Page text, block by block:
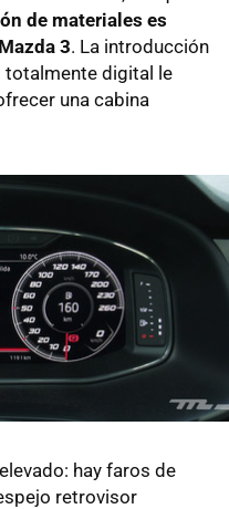
de materiales es
3. La introducción
totalmente digital le
una cabina
hay faros de
retrovisor